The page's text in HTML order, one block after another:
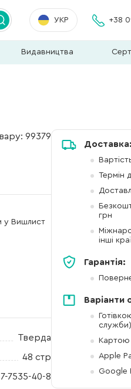
УКР +38
Видавництва
99379
у Вишлист
Тверда
48 стр
7535-40-8
Доставка:
Термін
грн
інші
Гарантія:
Варіанти
служби)
Картою
Apple
Google